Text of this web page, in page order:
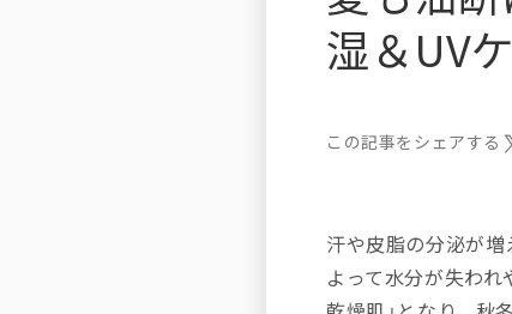
湿＆UV
この記事をシェアする
汗や皮脂の分泌が
よって水分が失わ